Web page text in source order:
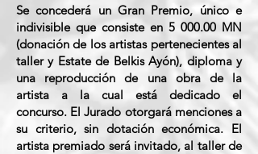
Se concederá un Gran Premio, único e
indivisible que consiste en 5 000.00 MN
(donación de los artistas pertenecientes al
taller y Estate de Belkis Ayón), diploma y
una reproducción de una obra de la
artista a la cual está dedicado el
concurso. El Jurado otorgará menciones a
su criterio, sin dotación económica. El
artista premiado será invitado, al taller de